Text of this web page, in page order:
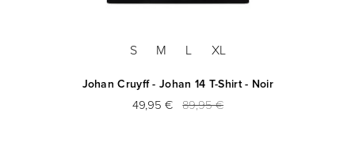
S M L XL
Johan Cruyff - Johan 14 T-Shirt - Noir
49,95 € 89,95 €